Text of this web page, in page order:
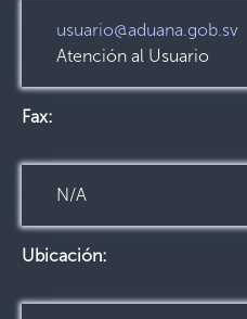
usuario@aduana.gob.sv
Atención al Usuario
Fax:
N/A
Ubicación: